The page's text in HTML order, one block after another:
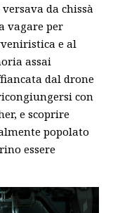
da chissà
vagare per
e al
assai
dal drone
con
e scoprire
popolato
essere